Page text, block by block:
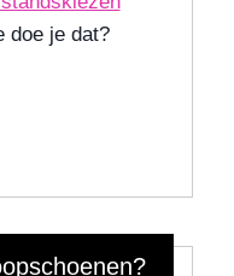
doe je dat?